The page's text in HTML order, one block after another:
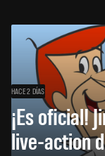
HACE 2 DÍAS
¡Es oficial!
live-action